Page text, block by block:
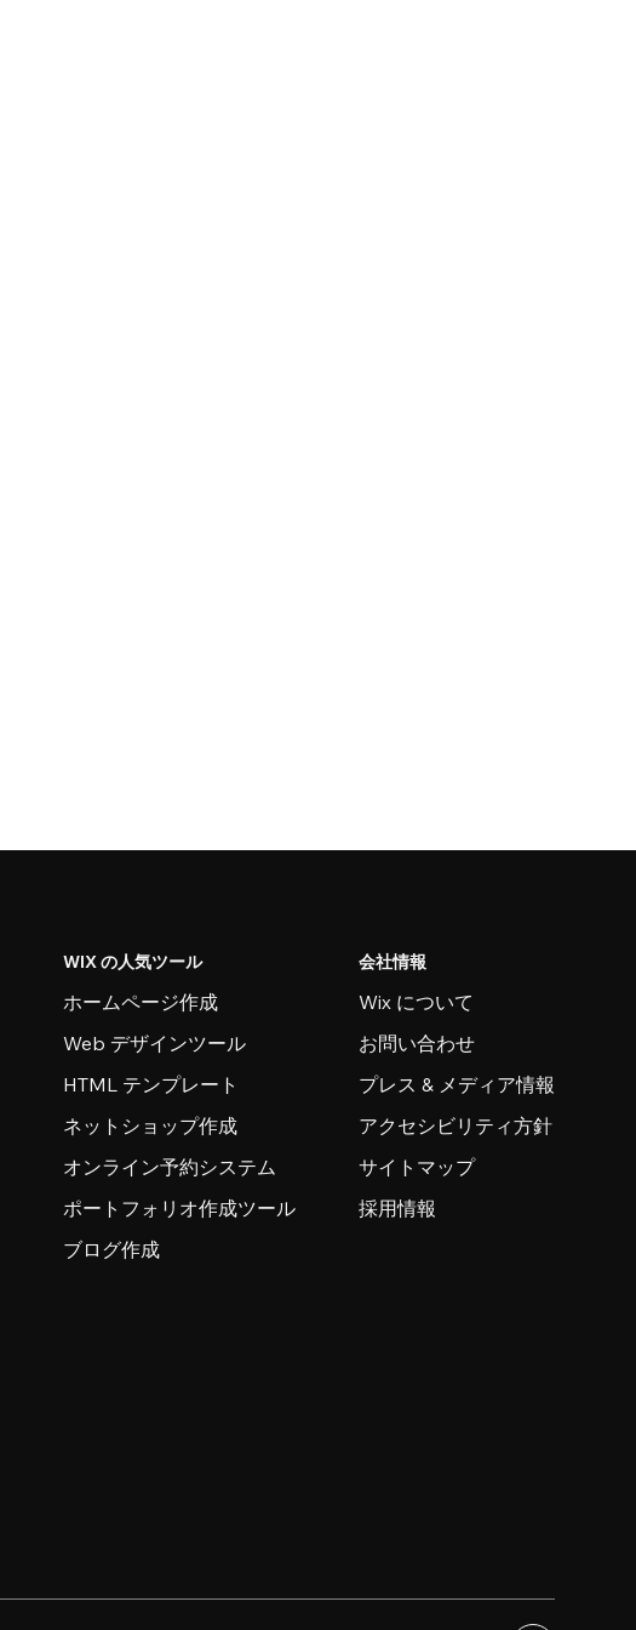
WIX の人気ツール
ホームページ作成
Web デザインツール
HTML テンプレート
ネットショップ作成
オンライン予約システム
ポートフォリオ作成ツール
ブログ作成
会社情報
Wix について
お問い合わせ
プレス & メディア情報
アクセシビリティ方針
サイトマップ
採用情報